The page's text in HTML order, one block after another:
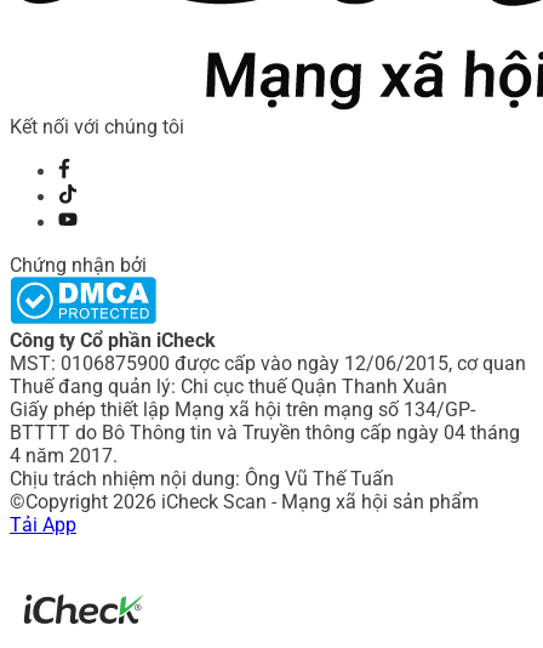
Kết nối với chúng tôi
Chứng nhận bởi
Công ty Cổ phần iCheck
MST: 0106875900 được cấp vào ngày 12/06/2015, cơ quan
Thuế đang quản lý: Chi cục thuế Quận Thanh Xuân
Giấy phép thiết lập Mạng xã hội trên mạng số 134/GP-
BTTTT do Bô Thông tin và Truyền thông cấp ngày 04 tháng
4 năm 2017.
Chịu trách nhiệm nội dung: Ông Vũ Thế Tuấn
©Copyright 2026 iCheck Scan - Mạng xã hội sản phẩm
Tải App